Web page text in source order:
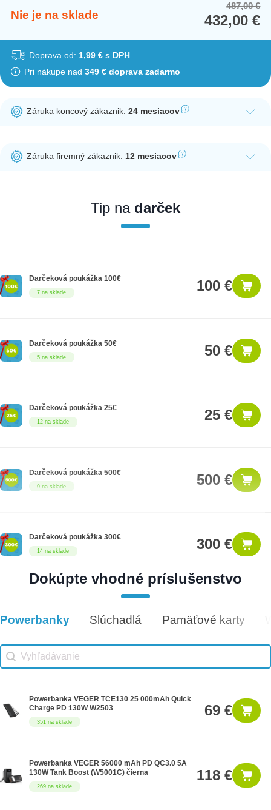
Nie je na sklade
487,00€
432,00€
Doprava od: 1,99 € s DPH
Pri nákupe nad 349 € doprava zadarmo
Záruka koncový zákaznik:24 mesiacov
potrebná registrácia zákazníckeho účtu.
Záruka firemný zákaznik:12 mesiacov
nakupovať ako firemný zákazník, musíte sa pred nákupom
registrovať. Registrácia podlieha overeniu.
Tip nadarček
7 na sklade
Darčeková poukážka 100€ 100 €
5 na sklade
Darčeková poukážka 50€ 50 €
12 na sklade
Darčeková poukážka 25€ 25 €
9 na sklade
Darčeková poukážka 500€ 500 €
14 na sklade
Darčeková poukážka 300€ 300 €
8 na sklade
Dokúpte vhodné príslušenstvo
Vhodné príslušenstvo
Powerbanky Slúchadlá Pamäťové karty
Vhodné príslušenstvo search
Search content
351 na sklade
Powerbanka VEGER TCE130 25 000mAh Quick
Charge PD 130W W2503
69 €
269 na sklade
Powerbanka VEGER 56000 mAh PD QC3.0 5A
130W Tank Boost (W5001C) čierna
118 €